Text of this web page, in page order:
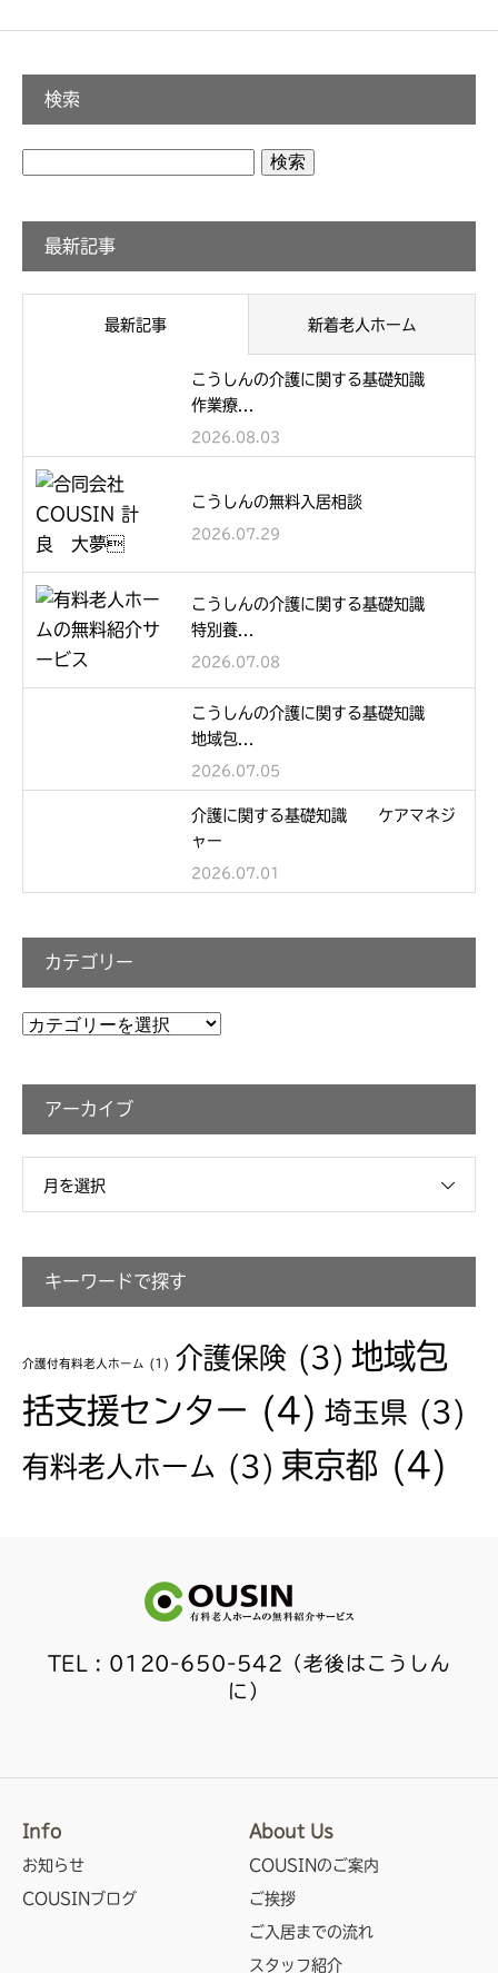
検索
最新記事
最新記事 新着老人ホーム
こうしんの介護に関する基礎知識
作業療...
2026.08.03
こうしんの無料入居相談
2026.07.29
こうしんの介護に関する基礎知識
特別養...
2026.07.08
こうしんの介護に関する基礎知識
地域包...
2026.07.05
介護に関する基礎知識 ケアマネジ
ャー
2026.07.01
カテゴリー
カ
ゴ
アーカイブ
月を選択
キーワードで探す
介護付有料老人ホーム (1) 介護保険 (3) 地域包
括支援センター (4) 埼玉県 (3)
有料老人ホーム (3) 東京都 (4)
TEL : 0120-650-542（老後はこうしん
に）
Info
お知らせ
COUSINブログ
About Us
COUSINのご案内
ご挨拶
ご入居までの流れ
スタッフ紹介